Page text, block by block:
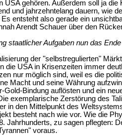
USA gehören. Außerdem soll ja die
und jahrzehntelang dauern, wie
entsteht also gerade ein
Arendt Schauer über den
staatlicher Aufgaben nun das
der "selbstregulierten"
die USA in Krisenzeiten immer
nur möglich sind, weil es die
Macht und seine Währung
Gold-Bindung auflösten und ein
exemplarische Zerstörung des
in den Mittelpunkt des
besteht nach wie vor. Wie die
Jahrhunderts, zu sagen pflegten:
voraus.